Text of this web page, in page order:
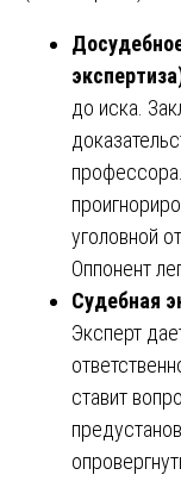
до иска.
уголовной
Оппонент
Судебная
Эксперт
ставит